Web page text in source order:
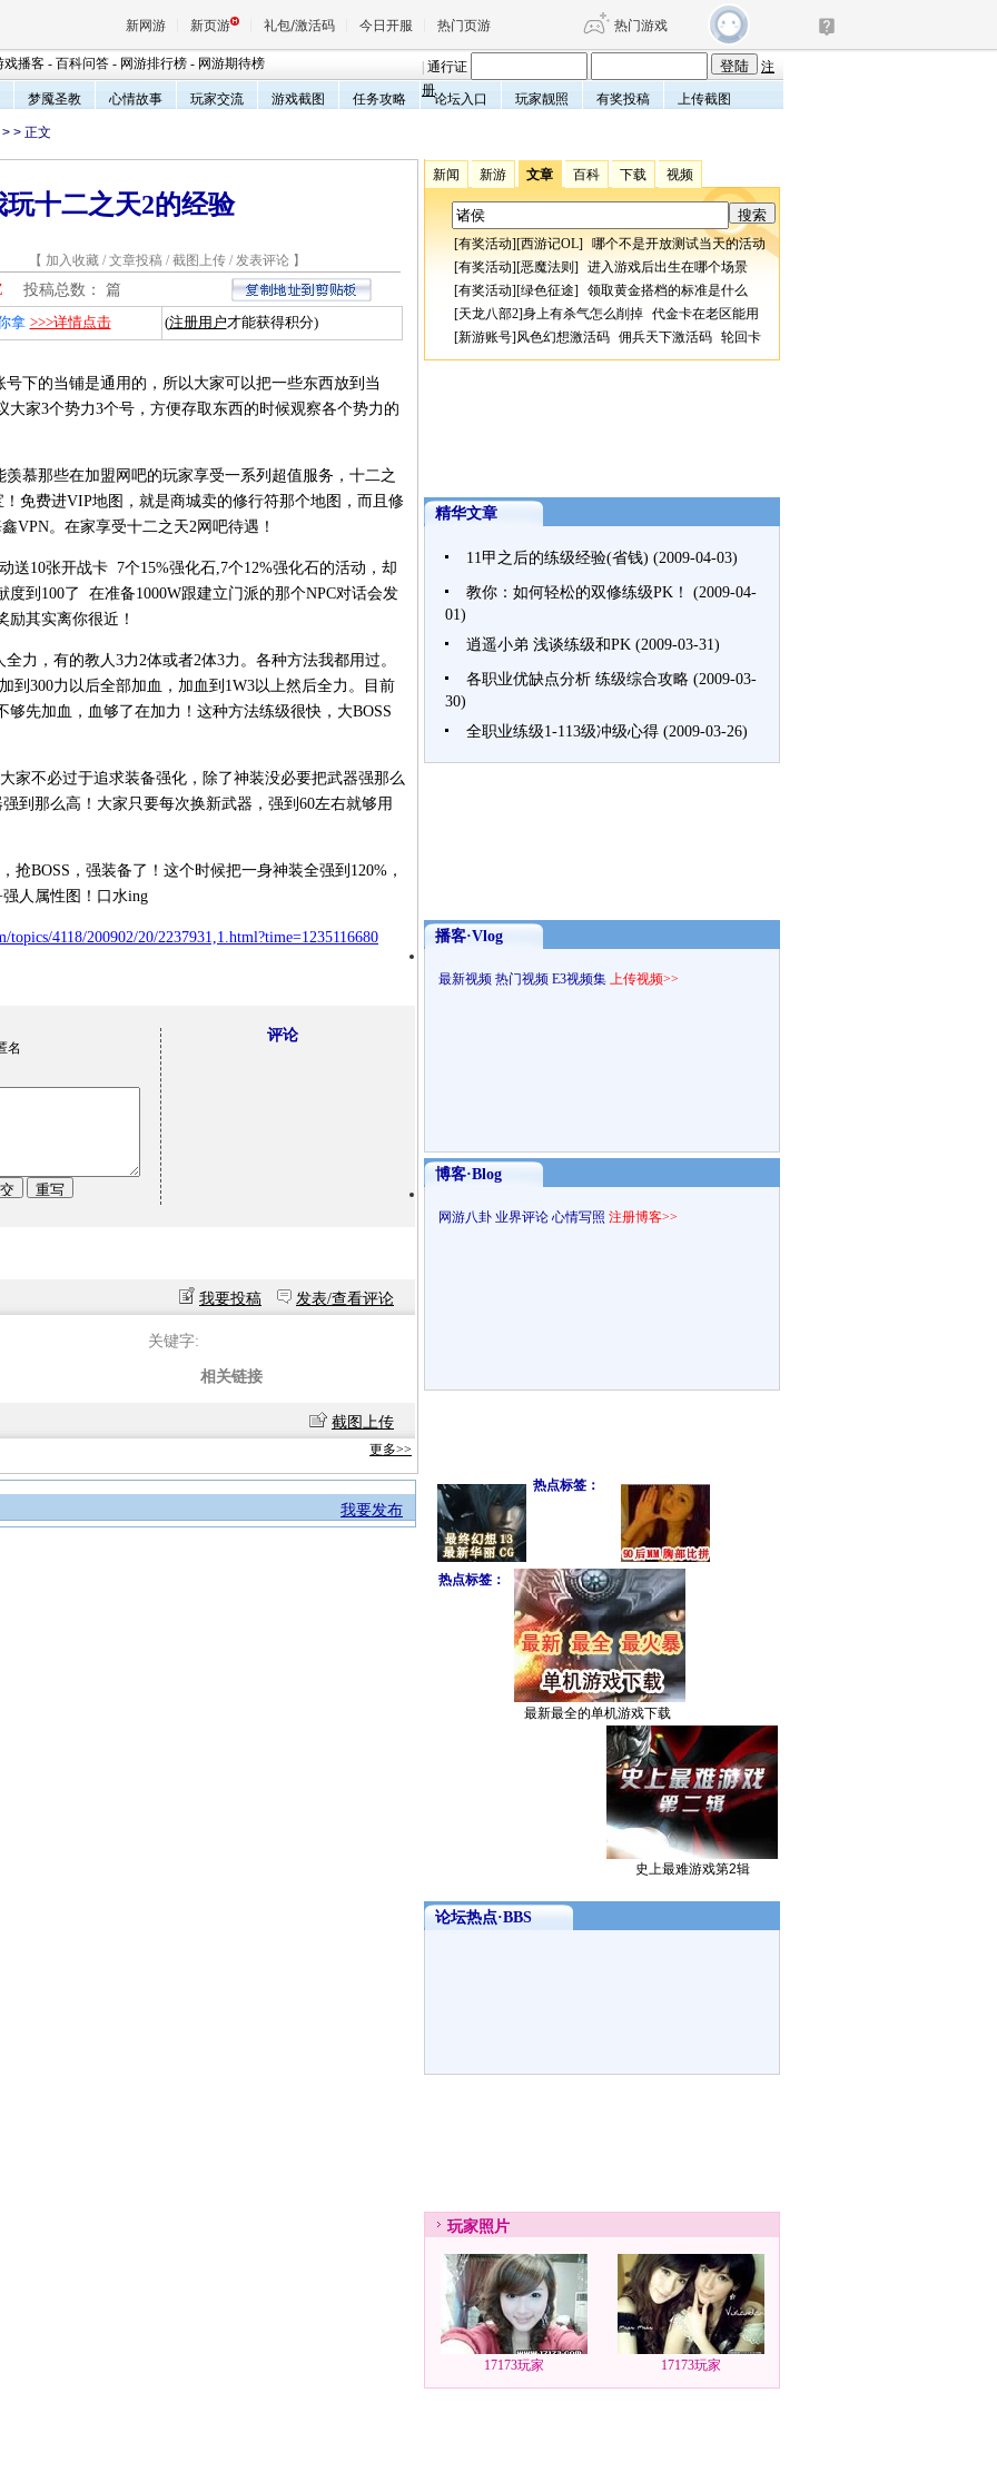
新网游 新页游 礼包/激活码 今日开服 热门页游 热门游戏
天堂 剑网3旗舰版 新天龙八部
王权与自由 诛仙世界 仙剑世界
戏播客 - 百科问答 - 网游排行榜 - 网游期待榜 通行证
注
册
梦魇圣教 心情故事 玩家交流 游戏截图 任务攻略 论坛入口 玩家靓照 有奖投稿 上传截图
> > 正文
十二之天2的经验
【 加入收藏 / 文章投稿 / 截图上传 / 发表评论 】
投稿总数： 篇
拿 >>>详情点击 (注册用户才能获得积分)
的当铺是通用的，所以大家可以把一些东西放到当
家3个势力3个号，方便存取东西的时候观察各个势力的
那些在加盟网吧的玩家享受一系列超值服务，十二之
免费进VIP地图，就是商城卖的修行符那个地图，而且修
VPN。在家享受十二之天2网吧待遇！
10张开战卡 7个15%强化石,7个12%强化石的活动，却
到100了 在准备1000W跟建立门派的那个NPC对话会发
励其实离你很近！
，有的教人3力2体或者2体3力。各种方法我都用过。
到300力以后全部加血，加血到1W3以上然后全力。目前
先加血，血够了在加力！这种方法练级很快，大BOSS
不必过于追求装备强化，除了神装没必要把武器强那么
到那么高！大家只要每次换新武器，强到60左右就够用
BOSS，强装备了！这个时候把一身神装全强到120%，
人属性图！口水ing
topics/4118/200902/20/2237931,1.html?time=1235116680
名
评论
我要投稿 发表/查看评论
关键字:
相关链接
截图上传
更多>>
我要发布
新闻 新游 文章 百科 下载 视频
[有奖活动][西游记OL] 哪个不是开放测试当天的活动
[有奖活动][恶魔法则 ] 进入游戏后出生在哪个场景
[有奖活动][绿色征途] 领取黄金搭档的标准是什么
[天龙八部2]身上有杀气怎么削掉 代金卡在老区能用
[新游账号]风色幻想激活码 佣兵天下激活码 轮回卡
精华文章
11甲之后的练级经验(省钱) (2009-04-03)
教你：如何轻松的双修练级PK！
(2009-04-
01)
逍遥小弟 浅谈练级和PK (2009-03-31)
各职业优缺点分析 练级综合攻略 (2009-03-
30)
全职业练级1-113级冲级心得 (2009-03-26)
播客·Vlog
热点标签：
最新视频 热门视频 E3视频集 上传视频>>
博客·Blog
热点标签：
网游八卦 业界评论 心情写照 注册博客>>
最新最全的单机游戏下载
史上最难游戏第2辑
论坛热点·BBS
玩家照片
17173玩家 17173玩家